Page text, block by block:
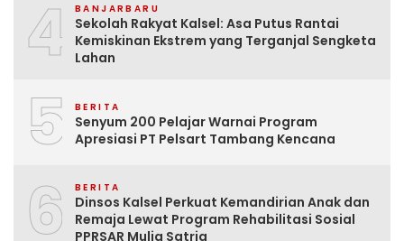
4 BANJARBARU
Sekolah Rakyat Kalsel: Asa Putus Rantai
Kemiskinan Ekstrem yang Terganjal Sengketa
Lahan
5 BERITA
Senyum 200 Pelajar Warnai Program
Apresiasi PT Pelsart Tambang Kencana
6 BERITA
Dinsos Kalsel Perkuat Kemandirian Anak dan
Remaja Lewat Program Rehabilitasi Sosial
PPRSAR Mulia Satria